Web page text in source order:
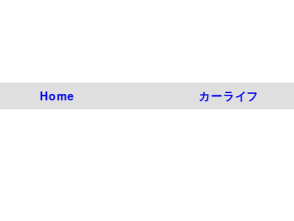
Home カーライフ